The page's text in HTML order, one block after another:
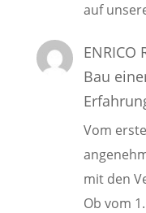
auf
ENRICO
Bau
Vom
mit den
Ob vom